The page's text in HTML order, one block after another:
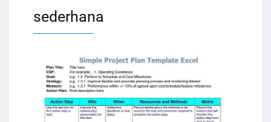
sederhana